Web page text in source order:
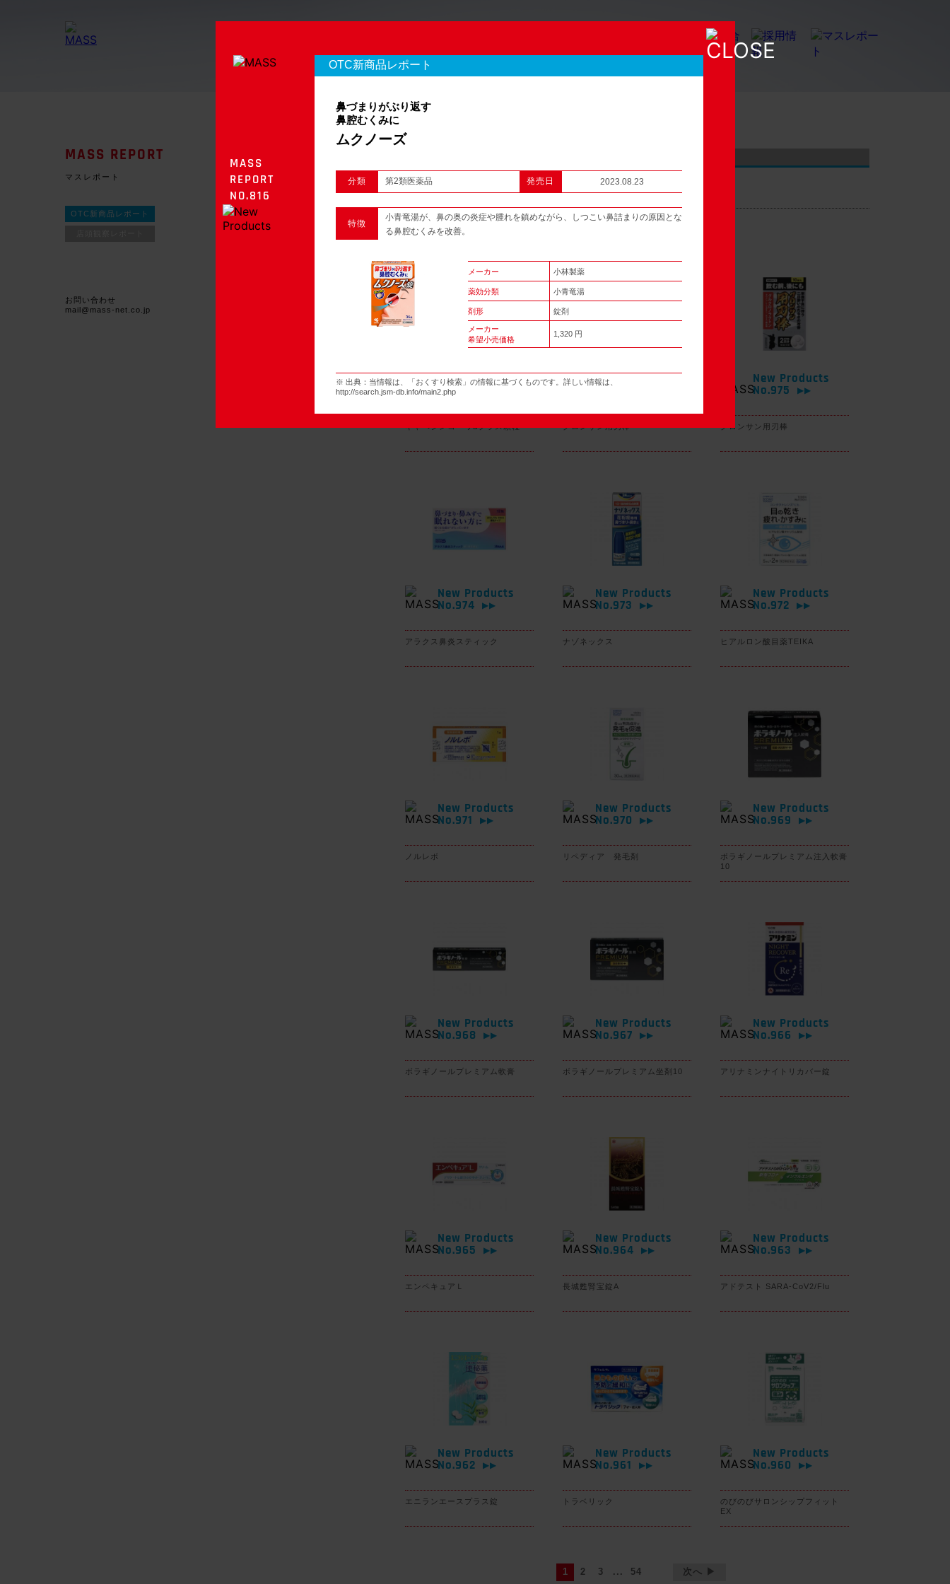
MASS REPORT
マスレポート
OTC新商品レポート
お問い合わせ
mail@mass-net.co.jp
970 件のレポート
New Products
No.977
キャベジンコーワαプラス顆粒
New Products
グロンサン用刃棒
New Products
No.975
▶▶
グロンサン用刃棒
New Products
No.974
▶▶
アラクス鼻炎スティック
New Products
No.973
▶▶
ナゾネックス
New Products
No.972
▶▶
ヒアルロン酸目薬TEIKA
New Products
No.971
▶▶
ノルレボ
New Products
No.970
▶▶
リペディア 発毛剤
New Products
No.969
▶▶
ボラギノールプレミアム注入軟膏
10
New Products
No.968
▶▶
ボラギノールプレミアム軟膏
New Products
No.967
▶▶
ボラギノールプレミアム坐剤10
New Products
No.966
▶▶
アリナミンナイトリカバー錠
New Products
No.965
▶▶
エンペキュアＬ
New Products
No.964
▶▶
長城甦腎宝錠A
New Products
No.963
▶▶
アドテスト SARA-CoV2/Flu
New Products
No.962
▶▶
エニランエースプラス錠
New Products
No.961
▶▶
トラベリック
New Products
No.960
▶▶
のびのびサロンシップフィット
EX
1 2 3 ... 54 次へ ▶
MASS
REPORT
NO.816
OTC新商品レポート
鼻づまりがぶり返す
鼻腔むくみに
ムクノーズ
分類 第2類医薬品 発売日 2023.08.23
特徴
小青竜湯が、鼻の奥の炎症や腫れを鎮めながら、しつこい鼻詰まりの原因とな
る鼻腔むくみを改善。
メーカー 小林製薬
薬効分類 小青竜湯
剤形 錠剤
メーカー
希望小売価格
1,320 円
※ 出典：当情報は、「おくすり検索」の情報に基づくものです。詳しい情報は、
http://search.jsm-db.info/main2.php